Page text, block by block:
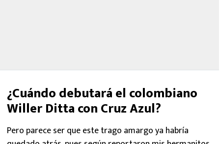
¿Cuándo debutará el colombiano
Willer Ditta con Cruz Azul?
Pero parece ser que este trago amargo ya habría